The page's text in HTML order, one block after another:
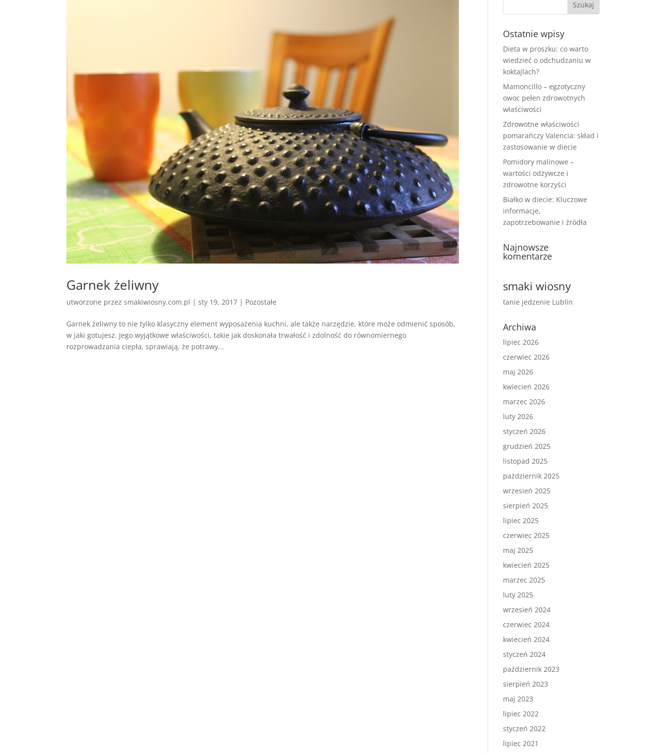
Garnek żeliwny
utworzone przezsmakiwiosny.com.pl |sty 19, 2017 | Pozostałe
Garnek żeliwny to nie tylko klasyczny element wyposażenia kuchni, ale także narzędzie, które może odmienić sposób,
w jaki gotujesz. Jego wyjątkowe właściwości, takie jak doskonała trwałość i zdolność do równomiernego
rozprowadzania ciepła, sprawiają, że potrawy...
Ostatnie wpisy
Dieta w proszku: co warto
wiedzieć o odchudzaniu w
koktajlach?
Mamoncillo – egzotyczny
owoc pełen zdrowotnych
właściwości
Zdrowotne właściwości
pomarańczy Valencia: skład i
zastosowanie w diecie
Pomidory malinowe –
wartości odżywcze i
zdrowotne korzyści
Białko w diecie: Kluczowe
informacje,
zapotrzebowanie i źródła
Najnowsze
komentarze
smaki wiosny
tanie jedzenie Lublin
Archiwa
lipiec 2026
czerwiec 2026
maj 2026
kwiecień 2026
marzec 2026
luty 2026
styczeń 2026
grudzień 2025
listopad 2025
październik 2025
wrzesień 2025
sierpień 2025
lipiec 2025
czerwiec 2025
maj 2025
kwiecień 2025
marzec 2025
luty 2025
wrzesień 2024
czerwiec 2024
kwiecień 2024
styczeń 2024
październik 2023
sierpień 2023
maj 2023
lipiec 2022
styczeń 2022
lipiec 2021